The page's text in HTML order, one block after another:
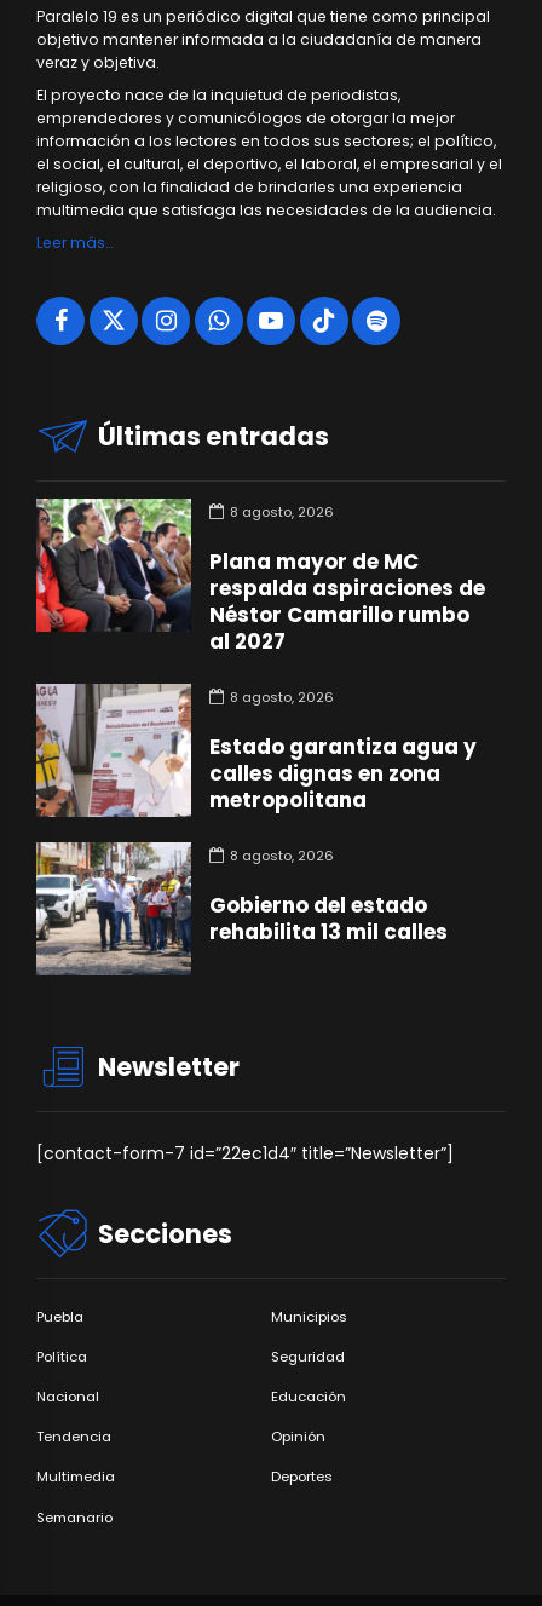
Paralelo 19 es un periódico digital que tiene como principal
objetivo mantener informada a la ciudadanía de manera
veraz y objetiva.
El proyecto nace de la inquietud de periodistas,
emprendedores y comunicólogos de otorgar la mejor
información a los lectores en todos sus sectores; el político,
el social, el cultural, el deportivo, el laboral, el empresarial y el
religioso, con la finalidad de brindarles una experiencia
multimedia que satisfaga las necesidades de la audiencia.
Leer más…
Últimas entradas
8 agosto, 2026
Plana mayor de MC
respalda aspiraciones de
Néstor Camarillo rumbo
al 2027
8 agosto, 2026
Estado garantiza agua y
calles dignas en zona
metropolitana
8 agosto, 2026
Gobierno del estado
rehabilita 13 mil calles
Newsletter
[contact-form-7 id=”22ec1d4″ title=”Newsletter”]
Secciones
Puebla Municipios
Política Seguridad
Nacional Educación
Tendencia Opinión
Multimedia Deportes
Semanario